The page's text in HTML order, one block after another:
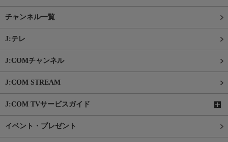
チャンネル一覧
J:テレ
J:COMチャンネル
J:COM STREAM
J:COM TVサービスガイド
イベント・プレゼント